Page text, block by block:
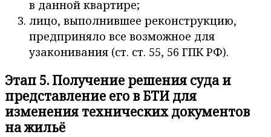
в данной квартире;
лицо, выполнившее реконструкцию,
предприняло все возможное для
узаконивания (ст. ст. 55, 56 ГПК РФ).
Этап 5. Получение решения суда и
представление его в БТИ для
изменения технических документов
на жильё